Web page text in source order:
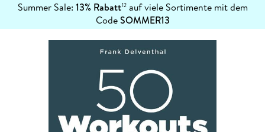
Summer Sale: 13% Rabatt12auf viele Sortimente mit dem
CodeSOMMER13
erfahren